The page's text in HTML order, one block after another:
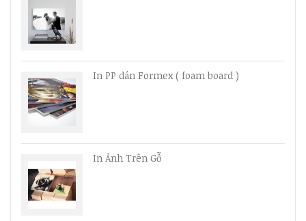
In PP dán Formex ( foam board )
In Ảnh Trên Gỗ